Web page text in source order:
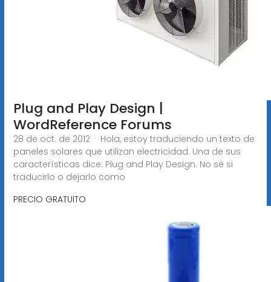
Plug and Play Design |
WordReference Forums
28 de oct. de 2012 · Hola, estoy traduciendo un texto de
paneles solares que utilizan electricidad. Una de sus
características dice: Plug and Play Design. No sé si
traducirlo o dejarlo como
PRECIO GRATUITO